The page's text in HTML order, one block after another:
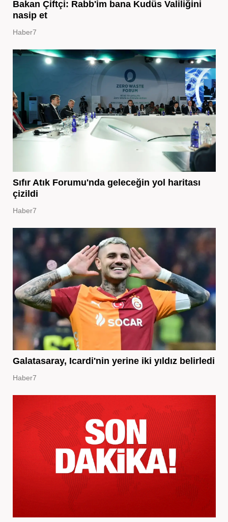
Bakan Çiftçi: Rabb'im bana Kudüs Valiliğini
nasip et
Haber7
Sıfır Atık Forumu'nda geleceğin yol haritası
çizildi
Haber7
Galatasaray, Icardi'nin yerine iki yıldız belirledi
Haber7